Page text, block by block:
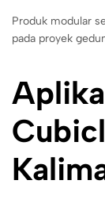
Produk modular
pada proyek